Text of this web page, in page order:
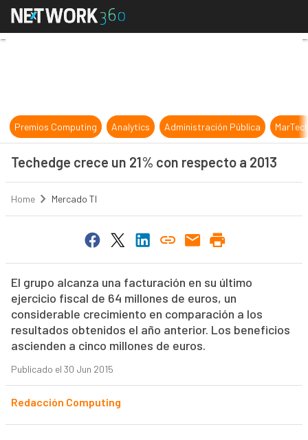
Techedge crece un 21% con
Premios Computing Analytics Administración Pública
Techedge crece un 21% con respecto a 2013
Home Mercado TI
El grupo alcanza una facturación en su último
ejercicio fiscal de 64 millones de euros, un
considerable crecimiento en comparación a los
resultados obtenidos el año anterior. Los beneficios
ascienden a cinco millones de euros.
Publicado el 30 Jun 2015
Redacción Computing